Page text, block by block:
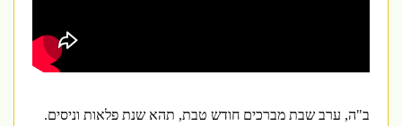
ב"ה, ערב שבת מברכים חודש טבת,תהא שנת פלאות וניסים.